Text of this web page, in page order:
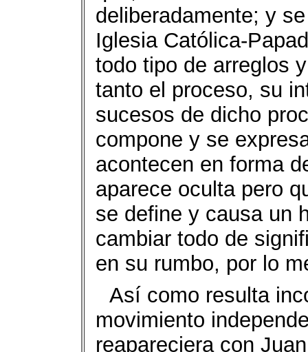
deliberadamente; y
Iglesia Católica-
todo tipo de arreglos
tanto el proceso, su
sucesos de dicho
compone y se
acontecen en forma
aparece oculta pero
se define y causa un
cambiar todo de
en su rumbo, por lo
Así como resulta
movimiento
reapareciera con